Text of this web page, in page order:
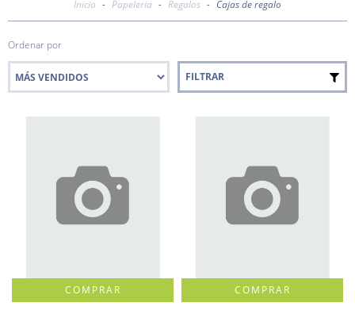
Inicio - Papeleria - Regalos - Cajas de regalo
Ordenar por
FILTRAR